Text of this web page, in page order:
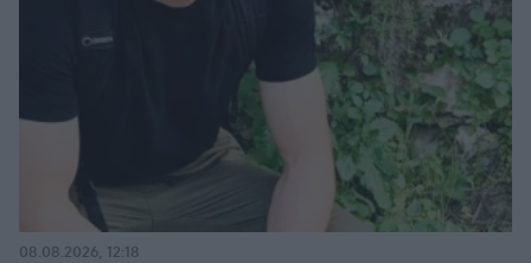
08.08.2026, 12:18